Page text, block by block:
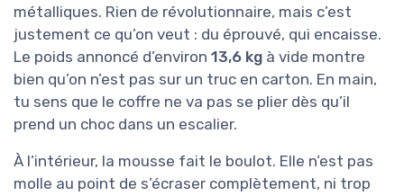
métalliques. Rien de révolutionnaire, mais c’est
justement ce qu’on veut : du éprouvé, qui encaisse.
Le poids annoncé d’environ 13,6 kg à vide montre
bien qu’on n’est pas sur un truc en carton. En main,
tu sens que le coffre ne va pas se plier dès qu’il
prend un choc dans un escalier.
À l’intérieur, la mousse fait le boulot. Elle n’est pas
molle au point de s’écraser complètement, ni trop